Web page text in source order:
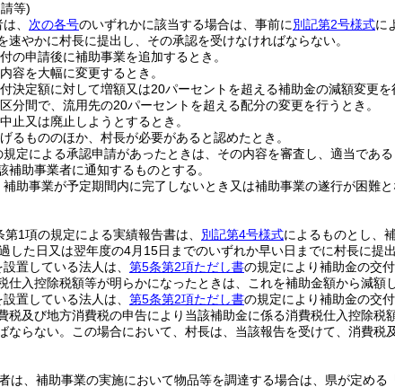
等)
、 次の各号のいずれかに該当する場合は、事前に別記第2号様式に
速やかに村長に提出し、その承認を受けなければならない。
の申請後に補助事業を追加するとき。
容を大幅に変更するとき。
決定額に対して増額又は20パーセントを超える補助金の減額変更を
分間で、流用先の20パーセントを超える配分の変更を行うとき。
止又は廃止しようとするとき。
るもののほか、村長が必要があると認めたとき。
規定による承認申請があったときは、その内容を審査し、適当であ
補助事業者に通知するものとする。
助事業が予定期間内に完了しないとき又は補助事業の遂行が困難
1項の規定による実績報告書は、 別記第4号様式によるものとし、
した日又は翌年度の4月15日までのいずれか早い日までに村長に提
置している法人は、 第5条第2項ただし書の規定により補助金の交
仕入控除税額等が明らかになったときは、これを補助金額から減額
置している法人は、 第5条第2項ただし書の規定により補助金の交
税及び地方消費税の申告により当該補助金に係る消費税仕入控除税
ならない。
この場合において、村長は、当該報告を受けて、消費
は、補助事業の実施において物品等を調達する場合は、県が定め